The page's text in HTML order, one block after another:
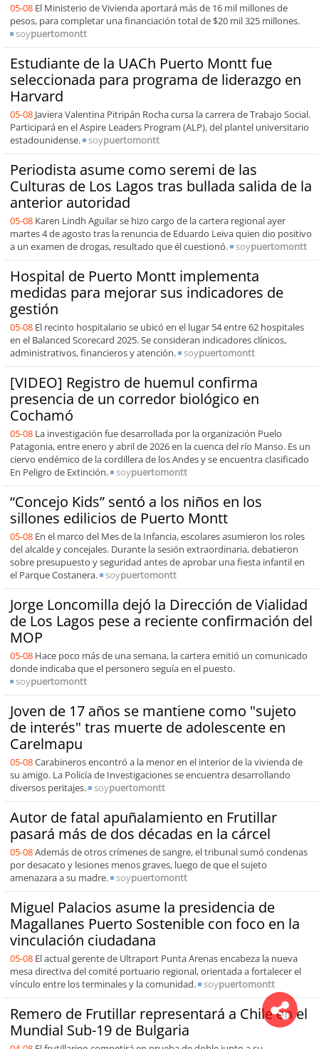
05-08 El Ministerio de Vivienda aportará más de 16 mil millones de
pesos, para completar una financiación total de $20 mil 325 millones.
soypuertomontt
Estudiante de la UACh Puerto Montt fue
seleccionada para programa de liderazgo en
Harvard
05-08 Javiera Valentina Pitripán Rocha cursa la carrera de Trabajo Social.
Participará en el Aspire Leaders Program (ALP), del plantel universitario
estadounidense.
soypuertomontt
Periodista asume como seremi de las
Culturas de Los Lagos tras bullada salida de la
anterior autoridad
05-08 Karen Lindh Aguilar se hizo cargo de la cartera regional ayer
martes 4 de agosto tras la renuncia de Eduardo Leiva quien dio positivo
a un examen de drogas, resultado que él cuestionó.
soypuertomontt
Hospital de Puerto Montt implementa
medidas para mejorar sus indicadores de
gestión
05-08 El recinto hospitalario se ubicó en el lugar 54 entre 62 hospitales
en el Balanced Scorecard 2025. Se consideran indicadores clínicos,
administrativos, financieros y atención.
soypuertomontt
[VIDEO] Registro de huemul confirma
presencia de un corredor biológico en
Cochamó
05-08 La investigación fue desarrollada por la organización Puelo
Patagonia, entre enero y abril de 2026 en la cuenca del río Manso. Es un
ciervo endémico de la cordillera de los Andes y se encuentra clasificado
En Peligro de Extinción.
soypuertomontt
“Concejo Kids” sentó a los niños en los
sillones edilicios de Puerto Montt
05-08 En el marco del Mes de la Infancia, escolares asumieron los roles
del alcalde y concejales. Durante la sesión extraordinaria, debatieron
sobre presupuesto y seguridad antes de aprobar una fiesta infantil en
el Parque Costanera.
soypuertomontt
Jorge Loncomilla dejó la Dirección de Vialidad
de Los Lagos pese a reciente confirmación del
MOP
05-08 Hace poco más de una semana, la cartera emitió un comunicado
donde indicaba que el personero seguía en el puesto.
soypuertomontt
Joven de 17 años se mantiene como "sujeto
de interés" tras muerte de adolescente en
Carelmapu
05-08Carabineros encontró a la menor en el interior de la vivienda de
su amigo. La Policía de Investigaciones se encuentra desarrollando
diversos peritajes.
soypuertomontt
Autor de fatal apuñalamiento en Frutillar
pasará más de dos décadas en la cárcel
05-08Además de otros crímenes de sangre, el tribunal sumó condenas
por desacato y lesiones menos graves, luego de que el sujeto
amenazara a su madre.
soypuertomontt
Miguel Palacios asume la presidencia de
Magallanes Puerto Sostenible con foco en la
vinculación ciudadana
05-08 El actual gerente de Ultraport Punta Arenas encabeza la nueva
mesa directiva del comité portuario regional, orientada a fortalecer el
vínculo entre los terminales y la comunidad.
soypuertomontt
Remero de Frutillar representará a Chile en el
Mundial Sub-19 de Bulgaria